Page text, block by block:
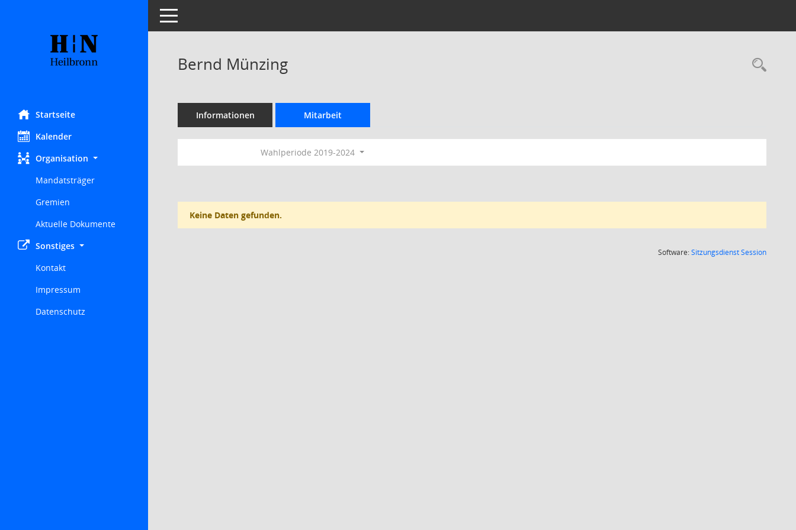
Startseite
Kalender
Organisation
Mandatsträger
Gremien
Aktuelle Dokumente
Sonstiges
Kontakt
Impressum
Datenschutz
Toggle navigation
Bernd Münzing
Informationen Mitarbeit
Wahlperiode 2019-2024
Keine Daten gefunden.
Software:SitzungsdienstSession(Wird in